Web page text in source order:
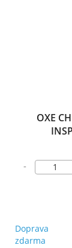
OXE
-
Doprava
zdarma